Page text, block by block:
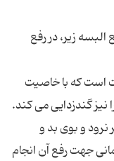
زیر، در رفع
است که با خاصیت
گندزدایی می کند.
نرود و بوی بد و
جهت رفع آن انجام